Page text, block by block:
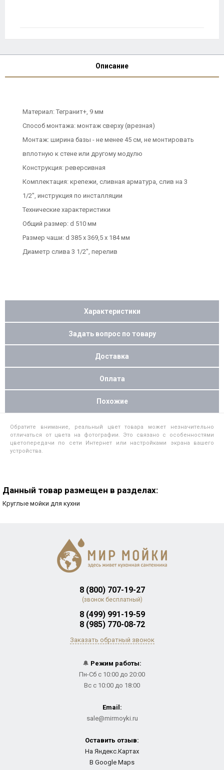
Описание
Материал: Тегранит+, 9 мм
Способ монтажа: монтаж сверху (врезная)
Монтаж: ширина базы - не менее 45 см, не монтировать
вплотную к стене или другому модулю
Конструкция: реверсивная
Комплектация: крепежи, сливная арматура, слив на 3
1/2", инструкция по инсталляции
Технические характеристики
Общий размер: d 510 мм
Размер чаши: d 385 х 369,5 x 184 мм
Диаметр слива 3 1/2", перелив
Характеристики
Задать вопрос по товару
Доставка
Оплата
Похожие
Обратите внимание, реальный цвет товара может незначительно
отличаться от цвета на фотографии. Это связано с особенностями
цветопередачи по сети Интернет или настройками экрана вашего
устройства.
Данный товар размещен в разделах:
Круглые мойки для кухни
8 (800) 707-19-27
(звонок бесплатный)
8 (499) 991-19-59
8 (985) 770-08-72
Заказать обратный звонок
🔔 Режим работы:
Пн-Сб с 10:00 до 20:00
Вс с 10:00 до 18:00
Email:
sale@mirmoyki.ru
Оставить отзыв:
На Яндекс.Картах
В Google Maps